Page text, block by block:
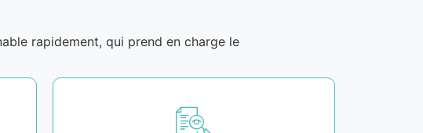
rapidement, qui prend en charge le